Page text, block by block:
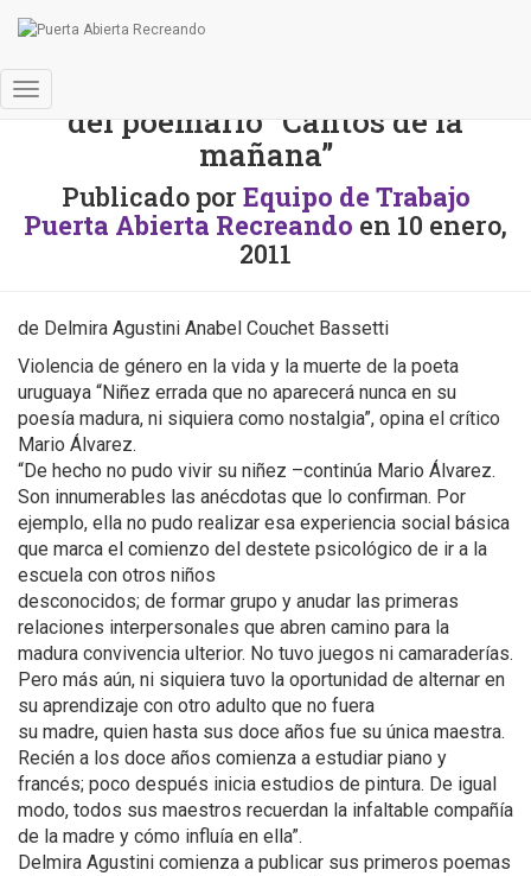
Cambiar
A cien años de la presentación
del poemario “Cantos de la
mañana”
Publicado porEquipo de Trabajo
Puerta Abierta Recreando en 10 enero,
2011
de Delmira Agustini Anabel Couchet Bassetti
Violencia de género en la vida y la muerte de la poeta
uruguaya “Niñez errada que no aparecerá nunca en su
poesía madura, ni siquiera como nostalgia”, opina el crítico
Mario Álvarez.
“De hecho no pudo vivir su niñez –continúa Mario Álvarez.
Son innumerables las anécdotas que lo confirman. Por
ejemplo, ella no pudo realizar esa experiencia social básica
que marca el comienzo del destete psicológico de ir a la
escuela con otros niños
desconocidos; de formar grupo y anudar las primeras
relaciones interpersonales que abren camino para la
madura convivencia ulterior. No tuvo juegos ni camaraderías.
Pero más aún, ni siquiera tuvo la oportunidad de alternar en
su aprendizaje con otro adulto que no fuera
su madre, quien hasta sus doce años fue su única maestra.
Recién a los doce años comienza a estudiar piano y
francés; poco después inicia estudios de pintura. De igual
modo, todos sus maestros recuerdan la infaltable compañía
de la madre y cómo influía en ella”.
Delmira Agustini comienza a publicar sus primeros poemas